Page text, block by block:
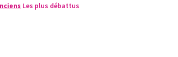
Les plus débattus